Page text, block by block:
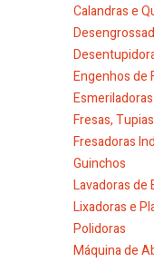
Calandras e
Engenhos de
Esmeriladoras
Fresas,
Fresadoras
Guinchos
Lavadoras de
Lixadoras e
Polidoras
Máquina de